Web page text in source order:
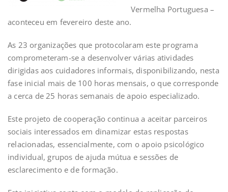
Vermelha Portuguesa –
aconteceu em fevereiro deste ano.
As 23 organizações que protocolaram este programa
comprometeram-se a desenvolver várias atividades
dirigidas aos cuidadores informais, disponibilizando, nesta
fase inicial mais de 100 horas mensais, o que corresponde
a cerca de 25 horas semanais de apoio especializado.
Este projeto de cooperação continua a aceitar parceiros
sociais interessados em dinamizar estas respostas
relacionadas, essencialmente, com o apoio psicológico
individual, grupos de ajuda mútua e sessões de
esclarecimento e de formação.